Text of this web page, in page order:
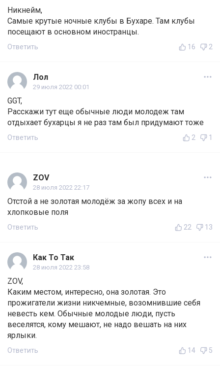
Никнейм,
Самые крутые ночные клубы в Бухаре. Там клубы
посещают в основном иностранцы.
Ответить 16 2
Лол
29 июля 2022 00:01
GGT,
Расскажи тут еще обычные люди молодеж там
отдыхает бухарцы я не раз там был придумают тоже
Ответить 2 1
ZOV
28 июля 2022 22:17
Отстой а не золотая молодёж за жопу всех и на
хлопковые поля
Ответить 22 13
Как То Так
28 июля 2022 23:58
ZOV,
Каким местом, интересно, она золотая. Это
прожигатели жизни никчемные, возомнившие себя
невесть кем. Обычные молодые люди, пусть
веселятся, кому мешают, не надо вешать на них
ярлыки.
Ответить 14 5